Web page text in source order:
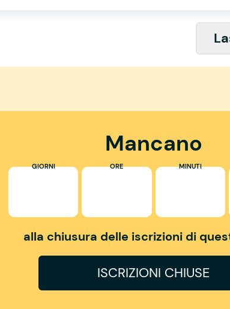
Mancano
GIORNI ORE MINUTI
alla chiusura delle iscrizioni di
ISCRIZIONI CHIUSE